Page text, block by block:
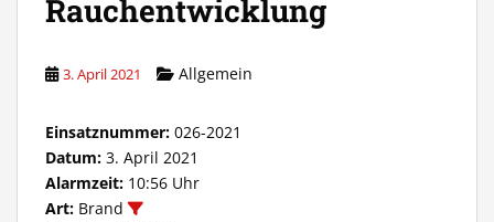
Rauchentwicklung
3. April 2021 Allgemein
Einsatznummer: 026-2021
Datum: 3. April 2021
Alarmzeit: 10:56 Uhr
Art: Brand